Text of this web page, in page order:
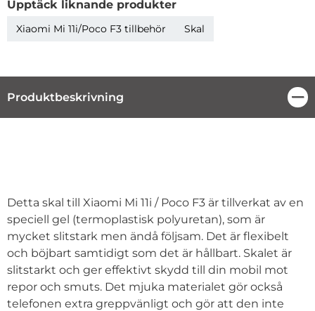
Upptäck liknande produkter
Xiaomi Mi 11i/Poco F3 tillbehör Skal
Produktbeskrivning
Detta skal till Xiaomi Mi 11i / Poco F3 är tillverkat av en
speciell gel (termoplastisk polyuretan), som är
mycket slitstark men ändå följsam. Det är flexibelt
och böjbart samtidigt som det är hållbart. Skalet är
slitstarkt och ger effektivt skydd till din mobil mot
repor och smuts. Det mjuka materialet gör också
telefonen extra greppvänligt och gör att den inte